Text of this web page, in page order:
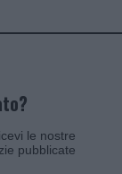
le nostre
pubblicate